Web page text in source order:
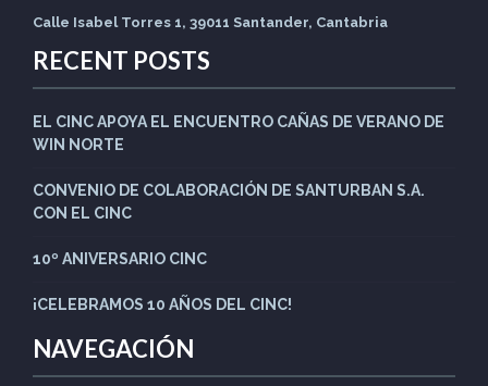
Calle Isabel Torres 1, 39011 Santander, Cantabria
RECENT POSTS
EL CINC APOYA EL ENCUENTRO CAÑAS DE VERANO DE
WIN NORTE
CONVENIO DE COLABORACIÓN DE SANTURBAN S.A.
CON EL CINC
10º ANIVERSARIO CINC
¡CELEBRAMOS 10 AÑOS DEL CINC!
NAVEGACIÓN